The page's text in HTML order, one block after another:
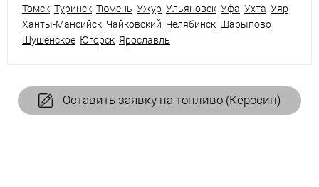
Томск Туринск Тюмень Ужур Ульяновск Уфа Ухта Уяр
Ханты-Мансийск Чайковский Челябинск Шарыпово
Шушенское Югорск Ярославль
Оставить заявку на топливо (Керосин)